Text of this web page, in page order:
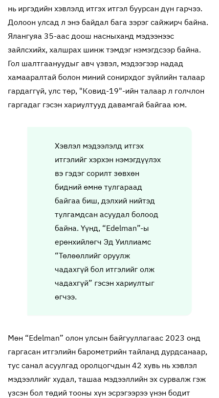
нь иргэдийн хэвлэлд итгэх итгэл буурсан дүн гарчээ.
Долоон улсад л энэ байдал бага зэрэг сайжирч байна.
Ялангуяа 35-аас доош насныханд мэдээнээс
зайлсхийх, халшрах шинж тэмдэг нэмэгдсээр байна.
Гол шалтгаануудыг авч үзвэл, мэдээгээр надад
хамааралтай болон миний сонирхдог зүйлийн талаар
гардаггүй, улс төр, "Ковид-19"-ийн талаар л голчлон
гаргадаг гэсэн хариултууд давамгай байгаа юм.
Хэвлэл мэдээлэлд итгэх
итгэлийг хэрхэн нэмэгдүүлэх
вэ гэдэг сорилт зөвхөн
бидний өмнө тулгараад
байгаа биш, дэлхий нийтэд
тулгамдсан асуудал болоод
байна. Үүнд, “Edelman”-ы
ерөнхийлөгч Эд Уиллиамс
“Төлөөллийг оруулж
чадахгүй бол итгэлийг олж
чадахгүй” гэсэн хариултыг
өгчээ.
Мөн “Edelman” олон улсын байгууллагаас 2023 онд
гаргасан итгэлийн барометрийн тайланд дурдсанаар,
тус санал асуулгад оролцогчдын 42 хувь нь хэвлэл
мэдээллийг худал, ташаа мэдээллийн эх сурвалж гэж
үзсэн бол төдий тооны хүн эсрэгээрээ үнэн бодит